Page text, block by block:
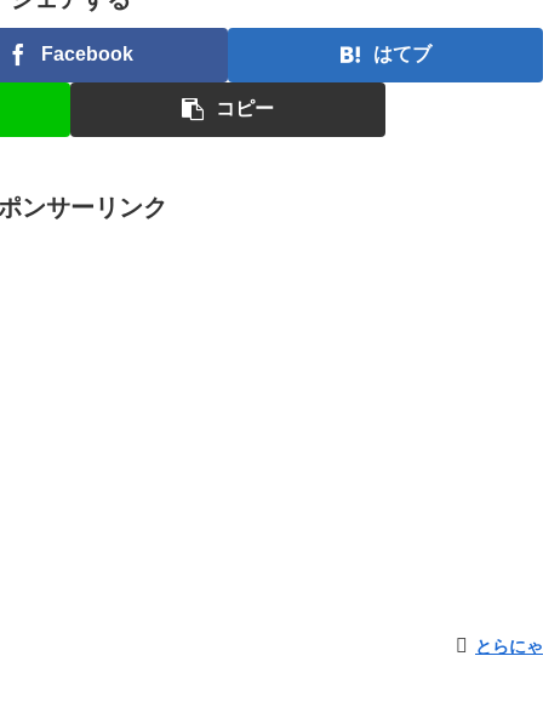
Facebook はてブ
コピー
ンサーリンク
とらにゃ